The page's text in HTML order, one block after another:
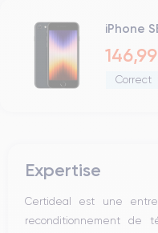
iPhone
Correct
Expertise
Certideal est une
reconditionnement de